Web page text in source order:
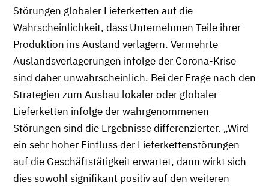
Störungen globaler Lieferketten auf die
Wahrscheinlichkeit, dass Unternehmen Teile ihrer
Produktion ins Ausland verlagern. Vermehrte
Auslandsverlagerungen infolge der Corona-Krise
sind daher unwahrscheinlich. Bei der Frage nach den
Strategien zum Ausbau lokaler oder globaler
Lieferketten infolge der wahrgenommenen
Störungen sind die Ergebnisse differenzierter. „Wird
ein sehr hoher Einfluss der Lieferkettenstörungen
auf die Geschäftstätigkeit erwartet, dann wirkt sich
dies sowohl signifikant positiv auf den weiteren